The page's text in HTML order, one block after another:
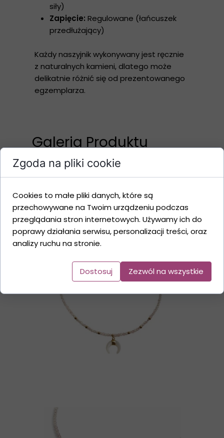
siły)
Zapięcie: Regulowane (łańcuszek
przedłużający)
Każdy naszyjnik wykonywany jest ręcznie
z naturalnych kamieni, dlatego może
delikatnie różnić się od prezentowanego
egzemplarza.
Galeria Produktu
Zgoda na pliki cookie
Cookies to małe pliki danych, które są
przechowywane na Twoim urządzeniu podczas
przeglądania stron internetowych. Używamy ich do
poprawy działania serwisu, personalizacji treści, oraz
analizy ruchu na stronie.
Dostosuj Zezwól na wszystkie